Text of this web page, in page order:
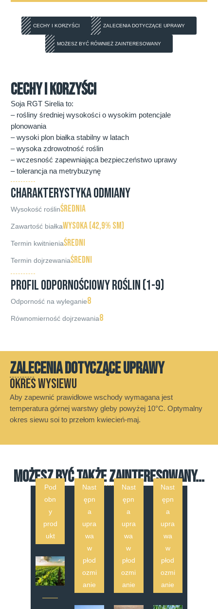
CECHY I KORZYŚCI ZALECENIA DOTYCZĄCE UPRAWY
MOŻESZ BYĆ RÓWNIEŻ ZAINTERESOWANY
CECHY I KORZYŚCI
Soja RGT Sirelia to:
– rośliny średniej wysokości o wysokim potencjale
plonowania
– wysoki plon białka stabilny w latach
– wysoka zdrowotność roślin
– wczesność zapewniająca bezpieczeństwo uprawy
– tolerancja na metrybuzynę
CHARAKTERYSTYKA ODMIANY
Wysokość roślinśrednia
Zawartość białkawysoka (42,9% sm)
Termin kwitnieniaśredni
Termin dojrzewaniaśredni
PROFIL ODPORNOŚCIOWY ROŚLIN (1-9)
Odporność na wyleganie8
Równomierność dojrzewania8
ZALECENIA DOTYCZĄCE UPRAWY
Okres wysiewu
Aby zapewnić prawidłowe wschody wymagana jest
temperatura górnej warstwy gleby powyżej 10°C. Optymalny
okres siewu soi to przełom kwiecień-maj.
MOŻESZ BYĆ TAKŻE ZAINTERESOWANY...
Pod
obn
y
prod
ukt
Nast
ępn
a
upra
wa
w
płod
ozmi
anie
Nast
ępn
a
upra
wa
w
płod
ozmi
anie
Nast
ępn
a
upra
wa
w
płod
ozmi
anie